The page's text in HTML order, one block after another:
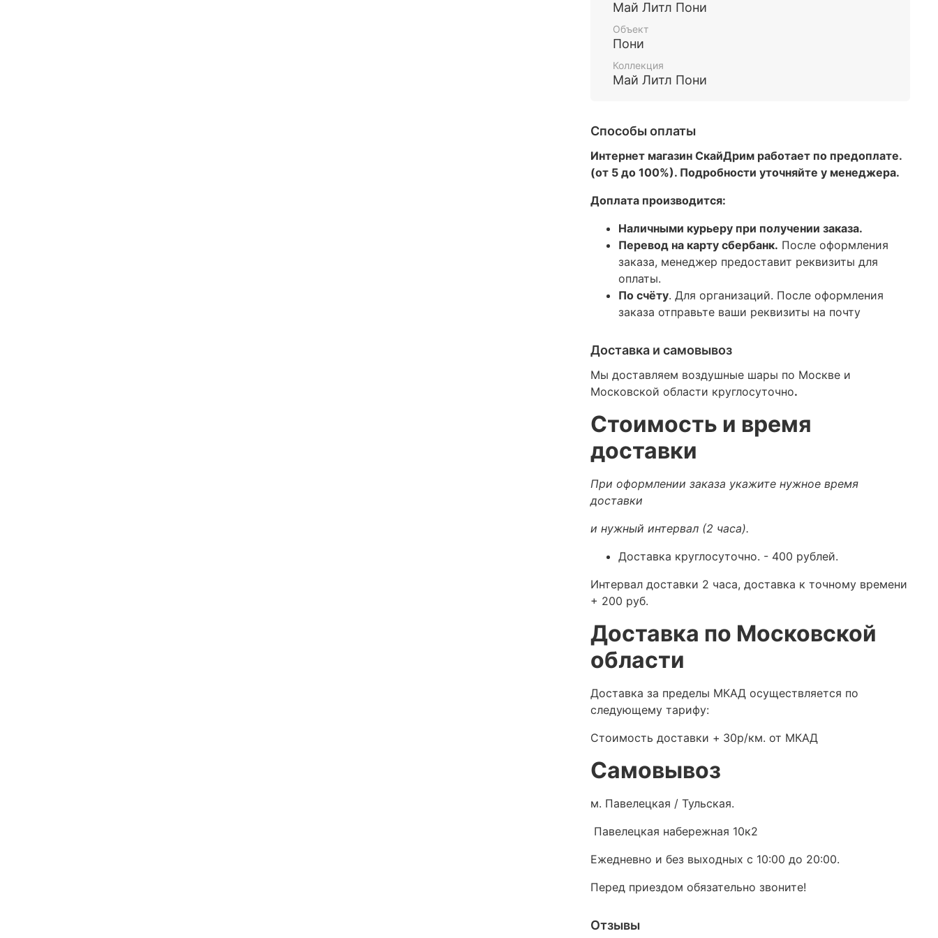
Май Литл Пони
Объект
Пони
Коллекция
Май Литл Пони
Способы оплаты
Интернет магазин СкайДрим работает по предоплате.
(от 5 до 100%). Подробности уточняйте у менеджера.
Доплата производится:
Наличными курьеру при получении заказа.
Перевод на карту сбербанк. После оформления
заказа, менеджер предоставит реквизиты для
оплаты.
По счёту. Для организаций. После оформления
заказа отправьте ваши реквизиты на почту
Доставка и самовывоз
Мы доставляем воздушные шары по Москве и
Московской области круглосуточно.
Стоимость и время
доставки
При оформлении заказа укажите нужное время
доставки
и нужный интервал (2 часа).
Доставка круглосуточно. - 400 рублей.
Интервал доставки 2 часа, доставка к точному времени
+ 200 руб.
Доставка по Московской
области
Доставка за пределы МКАД осуществляется по
следующему тарифу:
Стоимость доставки + 30р/км. от МКАД
Самовывоз
м. Павелецкая / Тульская.
Павелецкая набережная 10к2
Ежедневно и без выходных с 10:00 до 20:00.
Перед приездом обязательно звоните!
Отзывы